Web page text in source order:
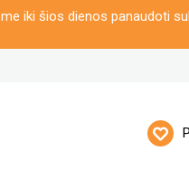
iki šios dienos panaudoti